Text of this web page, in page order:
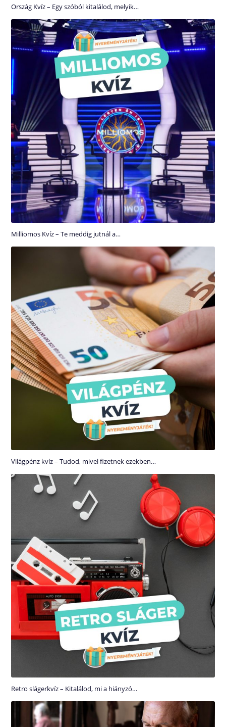
Ország Kvíz – Egy szóból kitalálod, melyik…
Milliomos Kvíz – Te meddig jutnál a…
Világpénz kvíz – Tudod, mivel fizetnek ezekben…
Retro slágerkvíz – Kitalálod, mi a hiányzó…